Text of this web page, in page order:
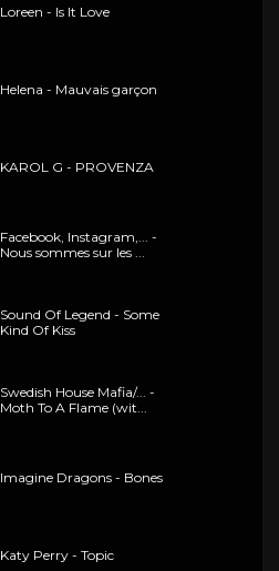
Loreen - Is It Love
Helena - Mauvais garçon
KAROL G - PROVENZA
Facebook, Instagram,... -
Nous sommes sur les ...
Sound Of Legend - Some
Kind Of Kiss
Swedish House Mafia/... -
Moth To A Flame (wit...
Imagine Dragons - Bones
Katy Perry - Topic